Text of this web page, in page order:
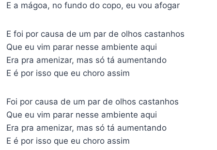
E a mágoa, no fundo do copo, eu vou afogar
E foi por causa de um par de olhos castanhos
Que eu vim parar nesse ambiente aqui
Era pra amenizar, mas só tá aumentando
E é por isso que eu choro assim
Foi por causa de um par de olhos castanhos
Que eu vim parar nesse ambiente aqui
Era pra amenizar, mas só tá aumentando
E é por isso que eu choro assim